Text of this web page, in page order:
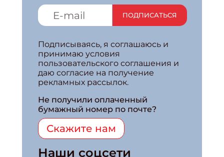
ПОДПИСАТЬСЯ
Подписываясь, я соглашаюсь и
принимаю условия
пользовательского соглашения и
даю согласие на получение
рекламных рассылок.
Не получили оплаченный
бумажный номер по почте?
Скажите нам
Наши соцсети